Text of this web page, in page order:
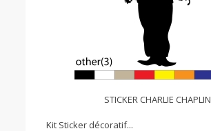
STICKER CHARLIE CHAPLIN
Kit Sticker décoratif...